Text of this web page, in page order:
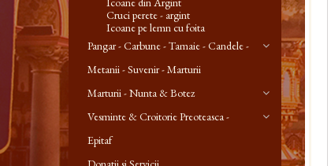
Cruci perete - argint
Icoane pe lemn cu foita
Pangar - Carbune - Tamaie - Candele -
Metanii - Suvenir - Marturii
Marturii - Nunta & Botez
Vesminte & Croitorie Preoteasca -
Epitaf